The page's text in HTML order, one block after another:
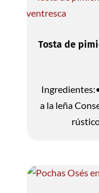
Tosta de
a la leña